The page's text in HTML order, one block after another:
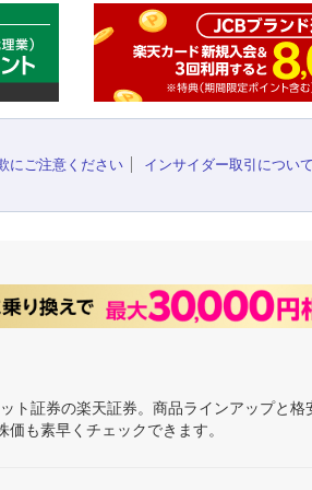
にご注意ください インサイダー取引について
証券の楽天証券。商品ラインアップと
も素早くチェックできます。